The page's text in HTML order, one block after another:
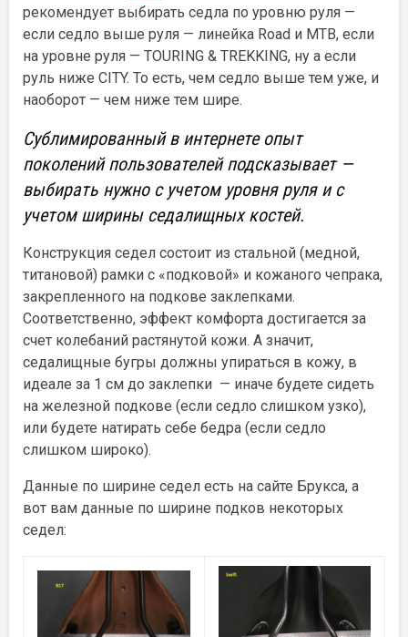
рекомендует выбирать седла по уровню руля —
если седло выше руля — линейка Road и MTB, если
на уровне руля — TOURING & TREKKING, ну а если
руль ниже CITY. То есть, чем седло выше тем уже, и
наоборот — чем ниже тем шире.
Сублимированный в интернете опыт
поколений пользователей подсказывает —
выбирать нужно с учетомуровня руля ис
учетомширины седалищных костей.
Конструкция седел состоит из стальной (медной,
титановой) рамки с «подковой» и кожаного чепрака,
закрепленного на подкове заклепками.
Соответственно, эффект комфорта достигается за
счет колебаний растянутой кожи. А значит,
седалищные бугры должны упираться в кожу, в
идеале за 1 см до заклепки — иначе будете сидеть
на железной подкове (если седло слишком узко),
или будете натирать себе бедра (если седло
слишком широко).
Данные по ширине седел есть на сайте Брукса, а
вот вам данные по ширине подков некоторых
седел: